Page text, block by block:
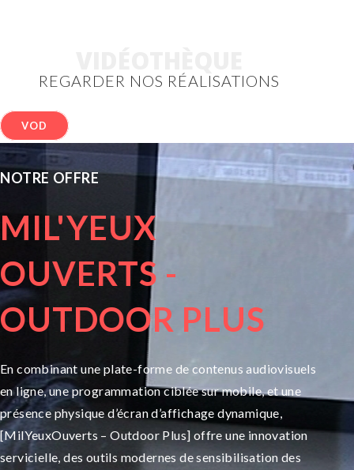
REGARDER NOS RÉALISATIONS
VOD
NOTRE OFFRE
MIL'YEUX
OUVERTS -
OUTDOOR PLUS
En combinant une plate-forme de contenus audiovisuels
en ligne, une programmation ciblée sur mobile, et une
présence physique d’écran d’affichage dynamique,
[MilYeuxOuverts – Outdoor Plus] offre une innovation
servicielle, des outils modernes de sensibilisation des